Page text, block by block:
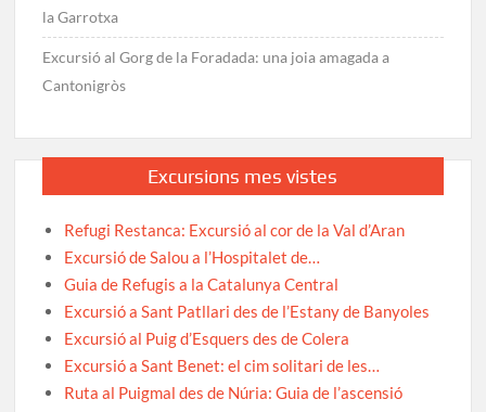
la Garrotxa
Excursió al Gorg de la Foradada: una joia amagada a
Cantonigròs
Excursions mes vistes
Refugi Restanca: Excursió al cor de la Val d’Aran
Excursió de Salou a l’Hospitalet de…
Guia de Refugis a la Catalunya Central
Excursió a Sant Patllari des de l’Estany de Banyoles
Excursió al Puig d’Esquers des de Colera
Excursió a Sant Benet: el cim solitari de les…
Ruta al Puigmal des de Núria: Guia de l’ascensió